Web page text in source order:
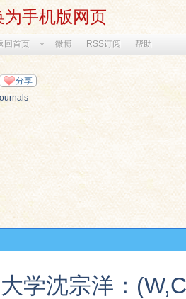
为手机版网页
回首页 微博 RSS订阅 帮助
分享
学沈宗洋：